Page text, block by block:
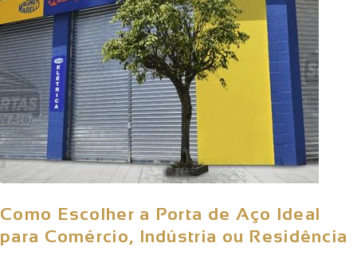
Como Escolher a Porta de Aço Ideal
para Comércio, Indústria ou Residência